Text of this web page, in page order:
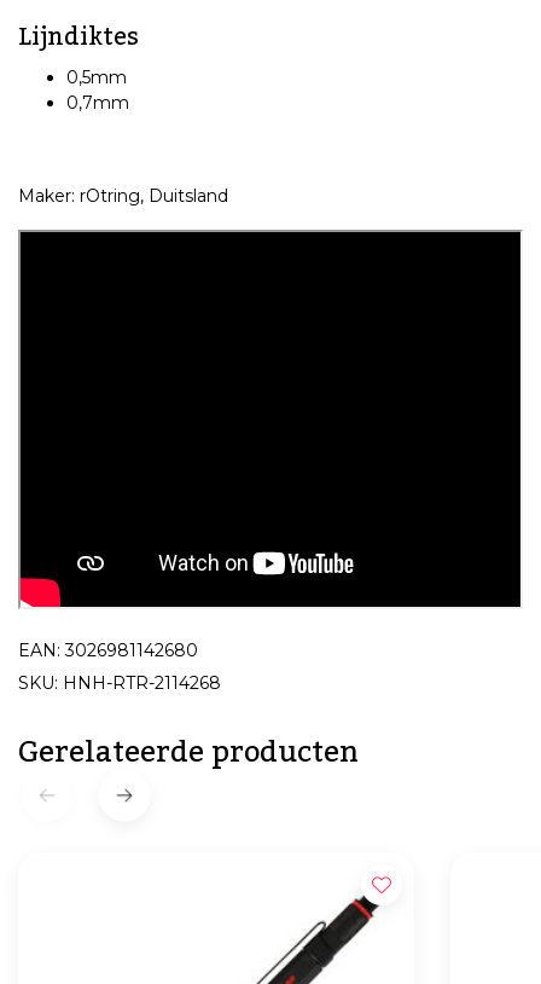
Lijndiktes
0,5mm
0,7mm
Maker: rOtring, Duitsland
EAN: 3026981142680
SKU: HNH-RTR-2114268
Gerelateerde producten